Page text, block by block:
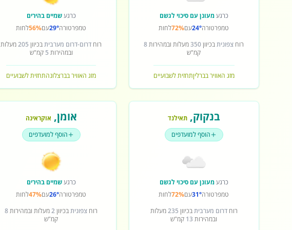
כרגעמעונן עם סיכוי לגשם
טמפרטורה24°עם72%לחות
רוח צפוניתבכיוון350מעלות ובמהירות8
קמ"ש
מזג האוויר בברליןתחזית לשבועיים
כרגעשמיים בהירים
טמפרטורה29°עם56%לחות
רוח דרום-דרום מערביתבכיוון 205מעלות
ובמהירות 5 קמ"ש
מזג האוויר בברצלונהתחזית לשבועיים
בנקוק,תאילנד
הוסף למועדפים
כרגעמעונן עם סיכוי לגשם
טמפרטורה31°עם72%לחות
רוחדרום מערביתבכיוון 235מעלות
ובמהירות 13 קמ"ש
אומן, אוקראינה
הוסף למועדפים
כרגעשמיים בהירים
טמפרטורה26°עם47%לחות
רוח צפוניתבכיוון2מעלות ובמהירות8
קמ"ש